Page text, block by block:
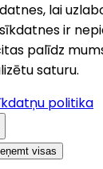
lai
ir
palīdz
saturu.
politika
visas